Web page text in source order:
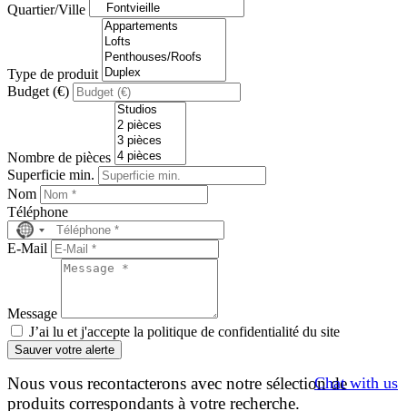
Chat with us
Quartier/Ville
Type de produit
Budget (€)
Nombre de pièces
Superficie min.
Nom
Téléphone
No
country
selected
E-Mail
Message
J’ai lu et j'accepte la politique de confidentialité du site
Sauver votre alerte
Nous vous recontacterons avec notre sélection de
produits correspondants à votre recherche.